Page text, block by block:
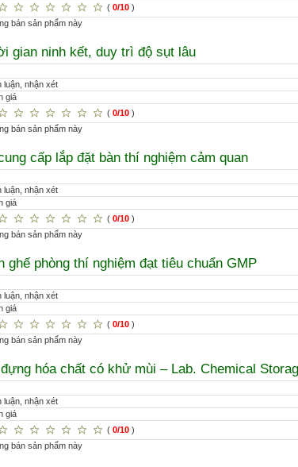
( 0/10 )
bán sản phẩm này
gian ninh kết, duy trì độ sụt lâu
luận, nhận xét
giá
( 0/10 )
bán sản phẩm này
cấp lắp đặt bàn thí nghiệm cảm quan
luận, nhận xét
giá
( 0/10 )
bán sản phẩm này
ghế phòng thí nghiệm đạt tiêu chuẩn GMP
luận, nhận xét
giá
( 0/10 )
bán sản phẩm này
hóa chất có khử mùi – Lab. Chemical
luận, nhận xét
giá
( 0/10 )
bán sản phẩm này